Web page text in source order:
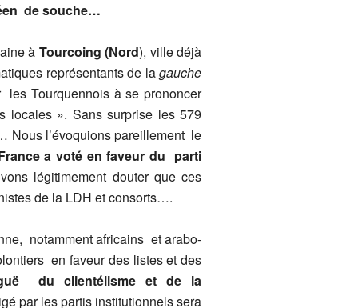
de souche…
à Tourcoing (Nord), ville déjà
représentants de lagauche
Tourquennois à se prononcer
locales ». Sans surprise les 579
Nous l’évoquions pareillement le
a voté en faveur du parti
légitimement douter que ces
de la LDH et consorts….
notamment africains et arabo-
en faveur des listes et des
du clientélisme et de la
par les partis institutionnels sera